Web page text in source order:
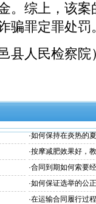
。综上，该
骗罪定罪处罚
人民检察院
·如何保持在炎热的
·按摩减肥效果好，
·合同到期如何索要
·如何保证选举的公
·在运输合同履行过